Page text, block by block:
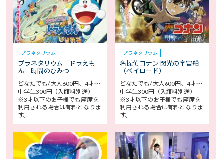
プラネタリウム
プラネタリウム ドラえも
ん 時間のひみつ
どなたでも/ 大人600円、4才～
中学生300円（入館料別途）
※3才以下のお子様でも座席を
利用される場合は有料となりま
す。
プラネタリウム
名探偵コナン 閃光の宇宙船
（ペイロード）
どなたでも/ 大人600円、4才～
中学生300円（入館料別途）
※3才以下のお子様でも座席を
利用される場合は有料となりま
す。